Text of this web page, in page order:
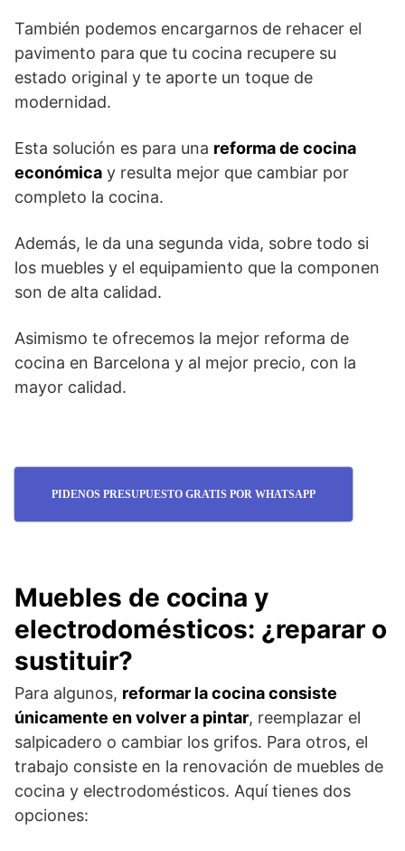
También podemos encargarnos de rehacer el
pavimento para que tu cocina recupere su
estado original y te aporte un toque de
modernidad.
Esta solución es para una reforma de cocina
económica y resulta mejor que cambiar por
completo la cocina.
Además, le da una segunda vida, sobre todo si
los muebles y el equipamiento que la componen
son de alta calidad.
Asimismo te ofrecemos la mejor reforma de
cocina en Barcelona y al mejor precio, con la
mayor calidad.
PIDENOS PRESUPUESTO GRATIS POR WHATSAPP
Muebles de cocina y
electrodomésticos: ¿reparar o
sustituir?
Para algunos, reformar la cocina consiste
únicamente en volver a pintar, reemplazar el
salpicadero o cambiar los grifos. Para otros, el
trabajo consiste en la renovación de muebles de
cocina y electrodomésticos. Aquí tienes dos
opciones: